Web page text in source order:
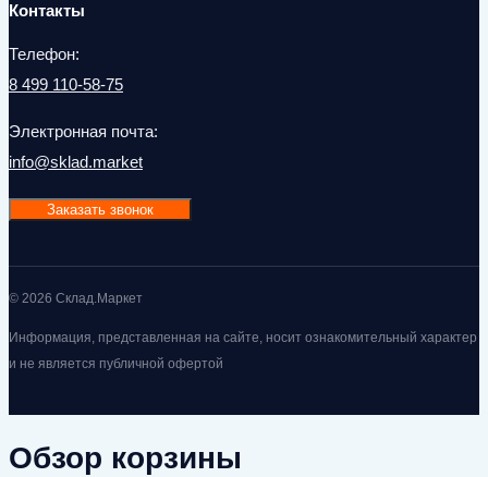
Контакты
Телефон:
8 499 110-58-75
Электронная почта:
info@sklad.market
Заказать звонок
© 2026 Склад.Маркет
Информация, представленная на сайте, носит ознакомительный характер
и не является публичной офертой
Обзор корзины